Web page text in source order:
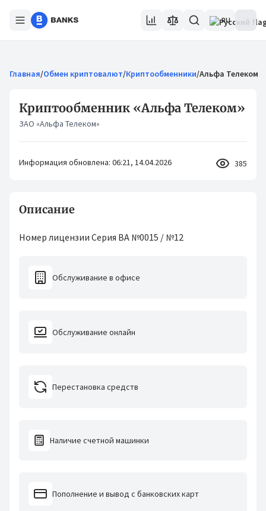
RU
Главная/Обмен криптовалют/Криптообменники/Альфа Телеком
Криптообменник «Альфа Телеком»
ЗАО «Альфа Телеком»
Информация обновлена: 06:21, 14.04.2026 385
Описание
Номер лицензии Серия ВА №0015 / №12
Обслуживание в офисе
Обслуживание онлайн
Перестановка средств
Наличие счетной машинки
Пополнение и вывод с банковских карт